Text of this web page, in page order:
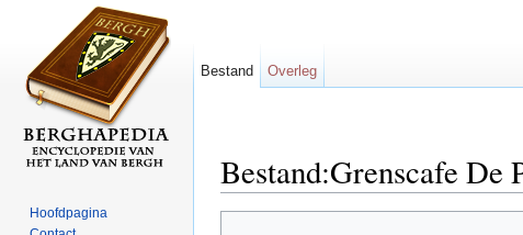
Bestand:Grenscafe De
Bestand Overleg
Hoofdpagina